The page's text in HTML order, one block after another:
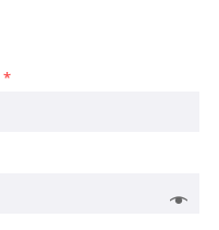
*